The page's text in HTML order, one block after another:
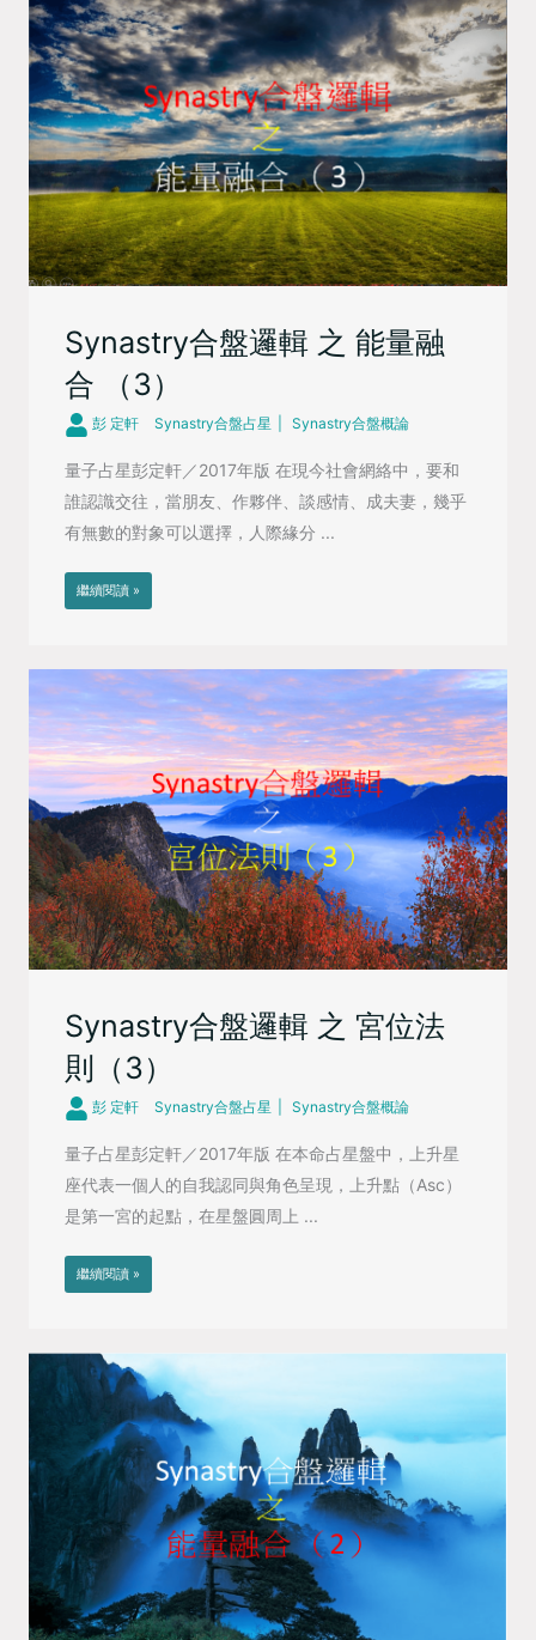
Synastry合盤邏輯 之 能量融
合 （3）
彭 定軒 Synastry合盤占星 Synastry合盤概論
量子占星彭定軒／2017年版 在現今社會網絡中，要和
誰認識交往，當朋友、作夥伴、談感情、成夫妻，幾乎
有無數的對象可以選擇，人際緣分 ...
繼續閱讀 »
Synastry合盤邏輯 之 宮位法
則（3）
彭 定軒 Synastry合盤占星 Synastry合盤概論
量子占星彭定軒／2017年版 在本命占星盤中，上升星
座代表一個人的自我認同與角色呈現，上升點（Asc）
是第一宮的起點，在星盤圓周上 ...
繼續閱讀 »